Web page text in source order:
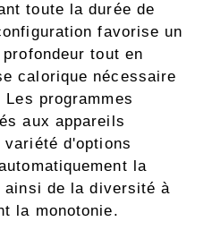
toute la durée de
favorise un
tout en
calorique nécessaire
programmes
aux appareils
variété d'options
la
ainsi de la diversité à
la monotonie.